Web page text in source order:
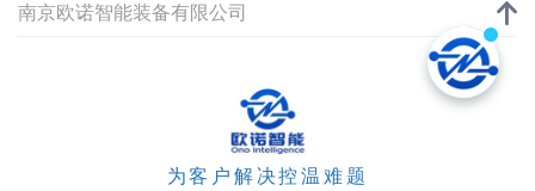
南京欧诺智能装备有限公司
为客户解决控温难题